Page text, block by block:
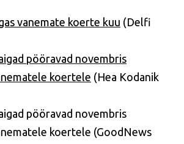
vanemate koerte kuu (Delfi
pööravad novembris
koertele (Hea Kodanik
pööravad novembris
koertele (GoodNews